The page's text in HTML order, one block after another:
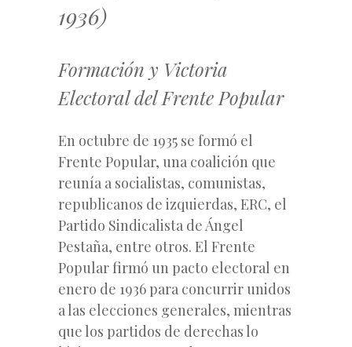
1936)
Formación y Victoria
Electoral del Frente Popular
En octubre de 1935 se formó el
Frente Popular, una coalición que
reunía a socialistas, comunistas,
republicanos de izquierdas, ERC, el
Partido Sindicalista de Ángel
Pestaña, entre otros. El Frente
Popular firmó un pacto electoral en
enero de 1936 para concurrir unidos
a las elecciones generales, mientras
que los partidos de derechas lo